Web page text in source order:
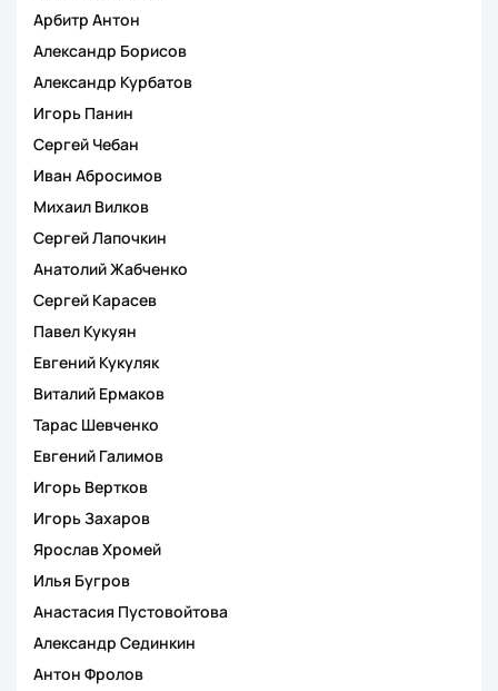
Арбитр Антон
Александр Борисов
Александр Курбатов
Игорь Панин
Сергей Чебан
Иван Абросимов
Михаил Вилков
Сергей Лапочкин
Анатолий Жабченко
Сергей Карасев
Павел Кукуян
Евгений Кукуляк
Виталий Ермаков
Тарас Шевченко
Евгений Галимов
Игорь Вертков
Игорь Захаров
Ярослав Хромей
Илья Бугров
Анастасия Пустовойтова
Александр Сединкин
Антон Фролов